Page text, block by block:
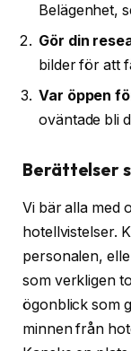
Belägenhet,
Gör din
bilder för att
Var öppen
oväntade bli
Berättelser
Vi bär alla med
hotellvistelser.
personalen,
som verkligen
ögonblick som
minnen från